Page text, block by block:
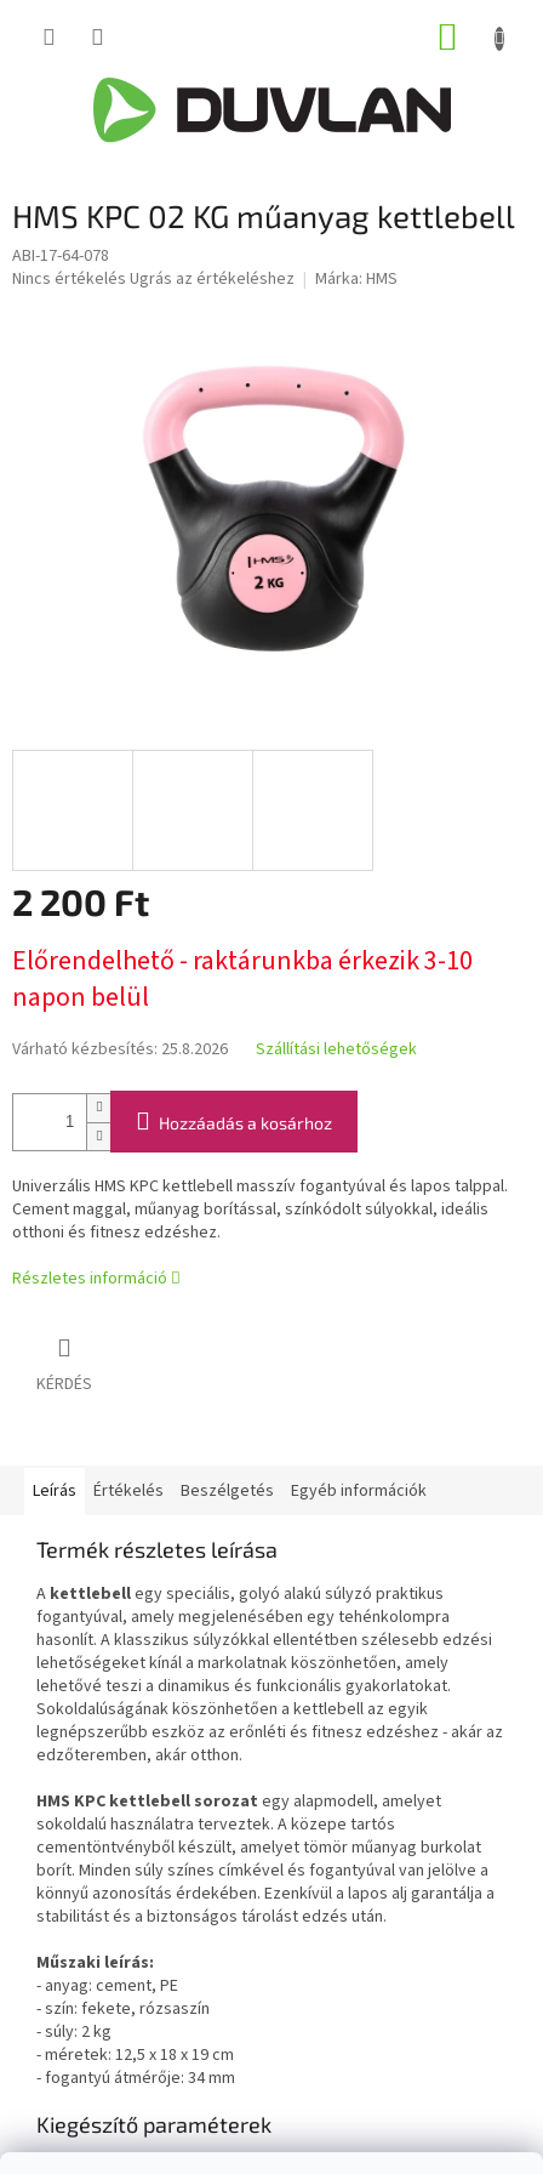
KOSÁR
HMS KPC 02 KG műanyag kettlebell
ABI-17-64-078
A
Nincs értékelés Ugrás az értékeléshez Márka: HMS
2 200 Ft
Előrendelhető - raktárunkba érkezik 3-10
napon belül
Várható kézbesítés: 25.8.2026 Szállítási lehetőségek
Hozzáadás a kosárhoz
Univerzális HMS KPC kettlebell masszív fogantyúval és lapos talppal.
Cement maggal, műanyag borítással, színkódolt súlyokkal, ideális
otthoni és fitnesz edzéshez.
Részletes információ
KÉRDÉS
Leírás Értékelés Beszélgetés Egyéb információk
Termék részletes leírása
A kettlebellegy speciális, golyó alakú súlyzó praktikus
fogantyúval, amely megjelenésében egy tehénkolompra
hasonlít. A klasszikus súlyzókkal ellentétben szélesebb edzési
lehetőségeket kínál a markolatnak köszönhetően, amely
lehetővé teszi a dinamikus és funkcionális gyakorlatokat.
Sokoldalúságának köszönhetően a kettlebell az egyik
legnépszerűbb eszköz az erőnléti és fitnesz edzéshez - akár az
edzőteremben, akár otthon.
HMS KPC kettlebell sorozat egy alapmodell, amelyet
sokoldalú használatra terveztek. A közepe tartós
cementöntvényből készült, amelyet tömör műanyag burkolat
borít. Minden súly színes címkével és fogantyúval van jelölve a
könnyű azonosítás érdekében. Ezenkívül a lapos alj garantálja a
stabilitást és a biztonságos tárolást edzés után.
Műszaki leírás:
- anyag: cement, PE
- szín: fekete, rózsaszín
- súly: 2 kg
- méretek: 12,5 x 18 x 19 cm
- fogantyú átmérője: 34 mm
Kiegészítő paraméterek